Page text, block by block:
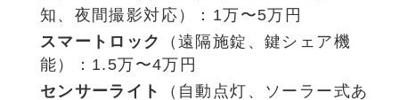
知、夜間撮影対応）：1万〜5万円
スマートロック
（遠隔施錠、鍵シェア機
能）：1.5万〜4万円
センサーライト
（自動点灯、ソーラー式あ